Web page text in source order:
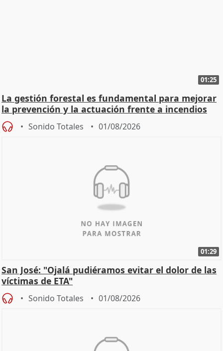
01:25
La gestión forestal es fundamental para mejorar
la prevención y la actuación frente a incendios
Sonido Totales 01/08/2026
01:29
San José: "Ojalá pudiéramos evitar el dolor de las
víctimas de ETA"
Sonido Totales 01/08/2026